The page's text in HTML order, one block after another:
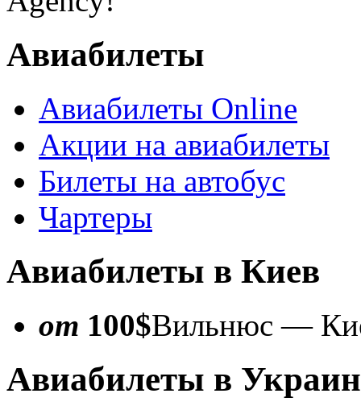
Авиабилеты
Авиабилеты Online
Акции на авиабилеты
Билеты на автобус
Чартеры
Авиабилеты в Киев
от 100$Вильнюс —
Авиабилеты в